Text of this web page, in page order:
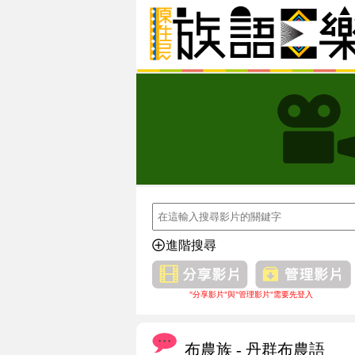
進階搜尋
"分享影片"與"管理影片"需要先登入
布農族 - 丹群布農語